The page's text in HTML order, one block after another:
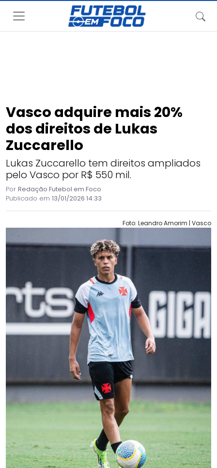
Vasco adquire mais 20%
dos direitos de Lukas
Zuccarello
Lukas Zuccarello tem direitos ampliados
pelo Vasco por R$ 550 mil.
Por Redação Futebol em Foco
Publicado em 13/01/2026 14:33
Foto: Leandro Amorim | Vasco